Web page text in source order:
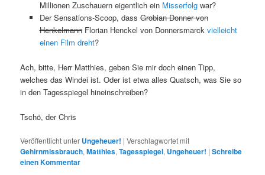
Millionen Zuschauern eigentlich ein Misserfolgwar?
Der Sensations-Scoop, dassGrobian Donner von
HenkelmannFlorian Henckel von Donnersmarck vielleicht
einen Film dreht?
Ach, bitte, Herr Matthies, geben Sie mir doch einen Tipp,
welches das Windei ist. Oder ist etwa alles Quatsch, was Sie so
in den Tagesspiegel hineinschreiben?
Tschö, der Chris
Veröffentlicht unter Ungeheuer! |Verschlagwortet mit
Gehirnmissbrauch,Matthies,Tagesspiegel, Ungeheuer! |Schreibe
einen Kommentar